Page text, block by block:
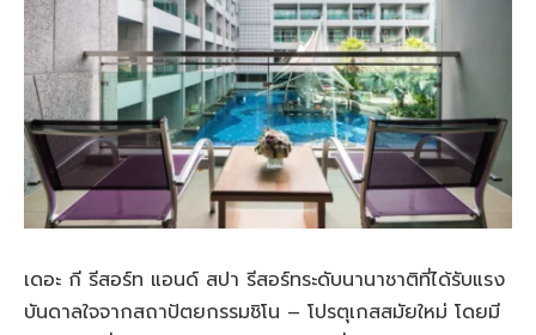
เดอะ กี รีสอร์ท แอนด์ สปา รีสอร์ทระดับนานาชาติที่ได้รับแรง
บันดาลใจจากสถาปัตยกรรมชิโน – โปรตุเกสสมัยใหม่ โดยมี